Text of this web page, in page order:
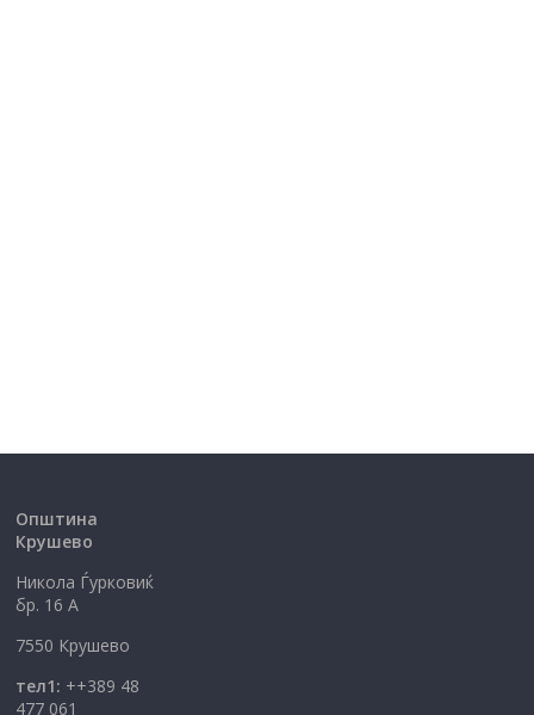
Општина
Крушево
Никола Ѓурковиќ
бр. 16 А
7550 Крушево
тел1: ++389 48
477 061